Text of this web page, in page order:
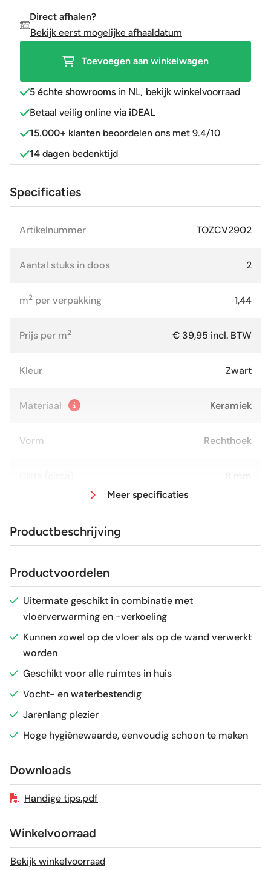
60x120
gerectificeerd
Direct afhalen?
Bekijk eerst mogelijke afhaaldatum
Toevoegen aan winkelwagen
5 échte showrooms in NL, bekijk winkelvoorraad
Betaal veilig online via iDEAL
15.000+ klanten beoordelen ons met 9.4/10
14 dagen bedenktijd
Specificaties
Artikelnummer TOZCV2902
Aantal stuks in doos 2
m2 per verpakking 1,44
Prijs per m2 € 39,95 incl. BTW
Kleur Zwart
Materiaal Keramiek
Vorm Rechthoek
Glans / Mat Glans
Gerectificeerd
Vorstbestendig
Sortering
Geschikt voor vloerverwarming
Meer specificaties
Productbeschrijving
Productvoordelen
Uitermate geschikt in combinatie met
vloerverwarming en -verkoeling
Kunnen zowel op de vloer als op de wand verwerkt
worden
Geschikt voor alle ruimtes in huis
Vocht- en waterbestendig
Jarenlang plezier
Hoge hygiënewaarde, eenvoudig schoon te maken
Downloads
Handige tips.pdf
Winkelvoorraad
Bekijk winkelvoorraad